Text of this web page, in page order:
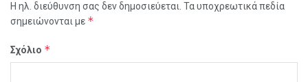
Η ηλ. διεύθυνση σας δεν δημοσιεύεται. Τα υποχρεωτικά πεδία
σημειώνονται με *
Σχόλιο *